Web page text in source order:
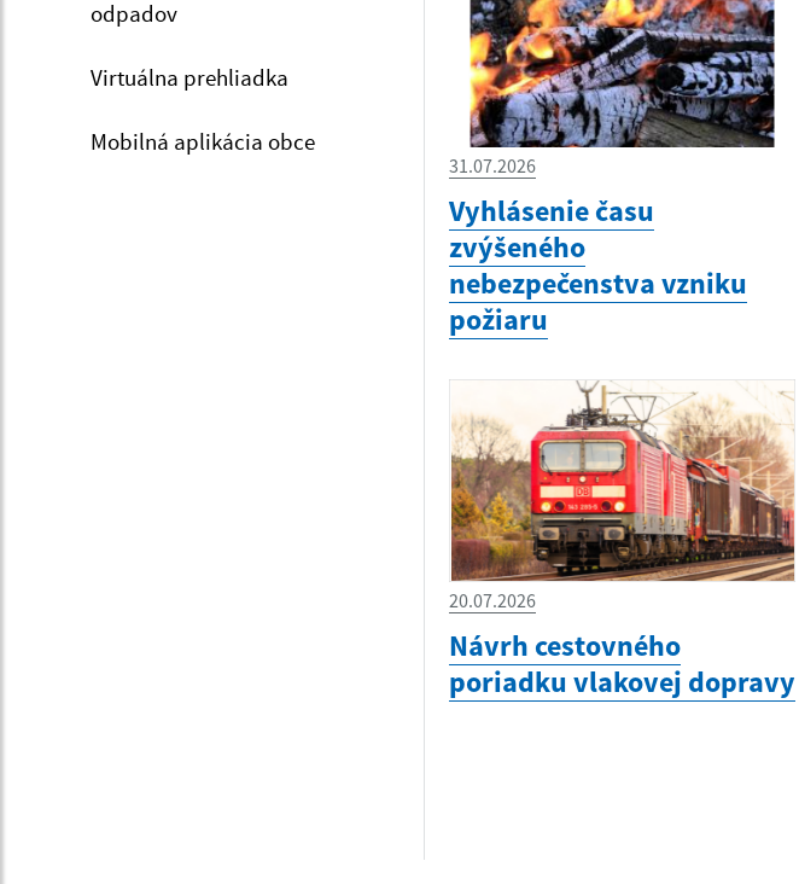
odpadov
Virtuálna prehliadka
Mobilná aplikácia obce
31.07.2026
Vyhlásenie času
zvýšeného
nebezpečenstva vzniku
požiaru
20.07.2026
Návrh cestovného
poriadku vlakovej dopravy